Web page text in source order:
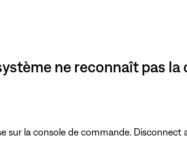
ne reconnaît pas la
sur la console de commande.